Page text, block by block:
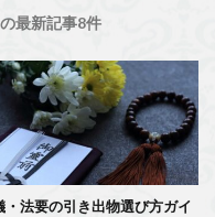
の最新記事8件
・法要の引き出物選び方ガイ